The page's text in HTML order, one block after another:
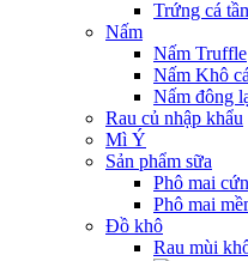
Trứng cá
Nấm
Nấm Truffle
Nấm Khô
Nấm đông
Rau củ nhập khẩu
Mì Ý
Sản phẩm sữa
Phô mai
Phô mai
Đồ khô
Rau mùi